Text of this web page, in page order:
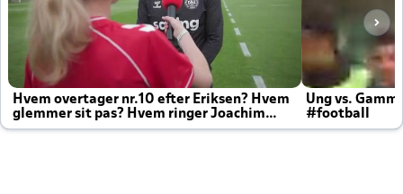
Hvem overtager nr.10 efter Eriksen? Hvem
glemmer sit pas? Hvem ringer Joachim
altid til efter kampe?
Ung vs.
#football